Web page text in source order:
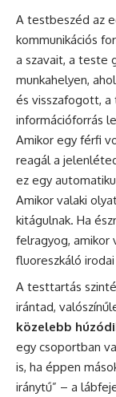
A testbeszéd az
kommunikációs
a szavait, a teste
munkahelyen,
és visszafogott,
információforrás
Amikor egy férfi
reagál a
ez egy
Amikor valaki
kitágulnak. Ha
felragyog, amikor
fluoreszkáló
A testtartás
irántad,
közelebb
egy csoportban
is, ha éppen
iránytű” – a